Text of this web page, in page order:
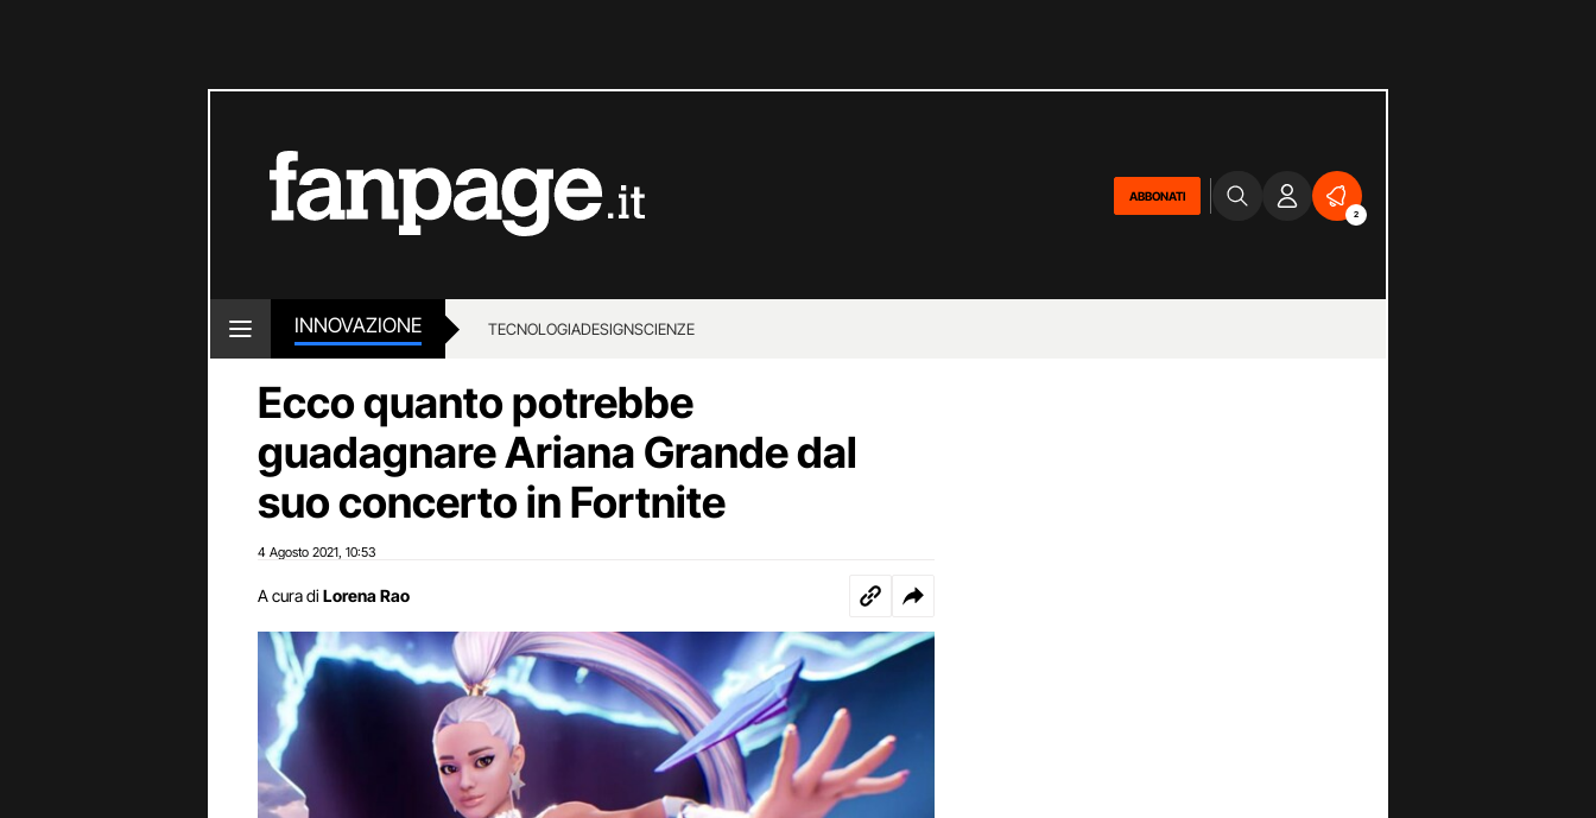
ABBONATI
2
INNOVAZIONE TECNOLOGIADESIGNSCIENZE
Ecco quanto potrebbe
guadagnare Ariana Grande dal
suo concerto in Fortnite
4 Agosto 2021 10:53
A cura di Lorena Rao